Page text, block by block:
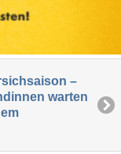
–
warten